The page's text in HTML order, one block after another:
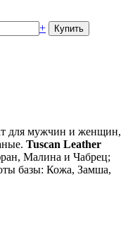
+
для мужчин и женщин,
Tuscan Leather
Малина и Чабрец;
базы: Кожа, Замша,